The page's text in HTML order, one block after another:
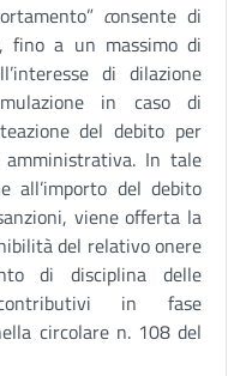
consente di
fino a un massimo di
di dilazione
in caso di
del debito per
In tale
all’importo del debito
viene offerta la
del relativo onere
di disciplina delle
in fase
circolare n. 108 del